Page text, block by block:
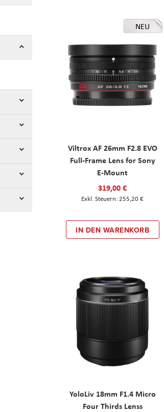
NEU
Viltrox AF 26mm F2.8 EVO
Full-Frame Lens for Sony
E-Mount
319,00 €
255,20 €
IN DEN WARENKORB
YoloLiv 18mm F1.4 Micro
Four Thirds Lenss